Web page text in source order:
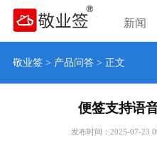
新闻
敬业签> 产品问答> 正文
便签支持语
发布时间：2025-07-23